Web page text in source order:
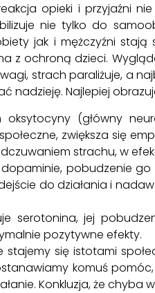
opieki i przyjaźni
nie tylko do
jak i mężczyźni
z ochroną dzieci.
strach paraliżuje, a
nadzieję. Najlepiej
(główny
zwiększa się
strachu, w
pobudzenie
do działania i
serotonina, jej
pozytywne efekty.
stajemy się istotami
komuś
Konkluzja, że chyba